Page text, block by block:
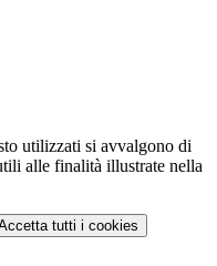
utilizzati si avvalgono di
alle finalità illustrate nella
tutti i cookies